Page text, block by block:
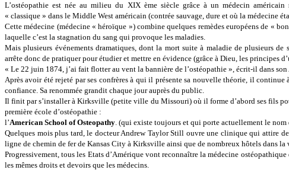
L’ostéopathie est née au milieu du XIX ème siècle grâce à un médecin
« classique » dans le Middle West américain (contrée sauvage, dure et où la médecine
Cette médecine (médecine « héroïque ») combine quelques remèdes européens de «
laquelle c’est la stagnation du sang qui provoque les maladies.
Mais plusieurs événements dramatiques, dont la mort suite à maladie de plusieurs
arrête donc de pratiquer pour étudier et mettre en évidence (grâce à Dieu, les principes
« Le 22 juin 1874, j’ai fait flotter au vent la bannière de l’ostéopathie », écrit-il dans
Après avoir été rejeté par ses confrères à qui il présente sa nouvelle théorie, il
confiance. Sa renommée grandit chaque jour auprès du public.
Il finit par s’installer à Kirksville (petite ville du Missouri) où il forme d’abord ses fils
première école d’ostéopathie :
l’American School ofOsteopathy. (qui existe toujours et qui porte actuellement le
Quelques mois plus tard, le docteur Andrew Taylor Still ouvre une clinique qui attire
ligne de chemin de fer de Kansas City à Kirksville ainsi que de nombreux hôtels dans
Progressivement, tous les Etats d’Amérique vont reconnaître la médecine
les mêmes droits et devoirs que les médecins.